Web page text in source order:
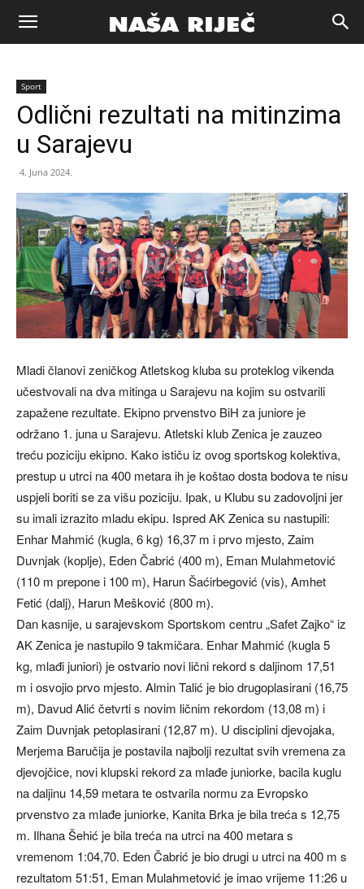
Naša
riječ
Sport
Odlični rezultati na mitinzima
u Sarajevu
4. Juna 2024.
Mladi članovi zeničkog Atletskog kluba su proteklog vikenda
učestvovali na dva mitinga u Sarajevu na kojim su ostvarili
zapažene rezultate. Ekipno prvenstvo BiH za juniore je
održano 1. juna u Sarajevu. Atletski klub Zenica je zauzeo
treću poziciju ekipno. Kako ističu iz ovog sportskog kolektiva,
prestup u utrci na 400 metara ih je koštao dosta bodova te nisu
uspjeli boriti se za višu poziciju. Ipak, u Klubu su zadovoljni jer
su imali izrazito mladu ekipu. Ispred AK Zenica su nastupili:
Enhar Mahmić (kugla, 6 kg) 16,37 m i prvo mjesto, Zaim
Duvnjak (koplje), Eden Čabrić (400 m), Eman Mulahmetović
(110 m prepone i 100 m), Harun Šaćirbegović (vis), Amhet
Fetić (dalj), Harun Mešković (800 m).
Dan kasnije, u sarajevskom Sportskom centru „Safet Zajko“ iz
AK Zenica je nastupilo 9 takmičara. Enhar Mahmić (kugla 5
kg, mlađi juniori) je ostvario novi lični rekord s daljinom 17,51
m i osvojio prvo mjesto. Almin Talić je bio drugoplasirani (16,75
m), Davud Alić četvrti s novim ličnim rekordom (13,08 m) i
Zaim Duvnjak petoplasirani (12,87 m). U disciplini djevojaka,
Merjema Baručija je postavila najbolji rezultat svih vremena za
djevojčice, novi klupski rekord za mlađe juniorke, bacila kuglu
na daljinu 14,59 metara te ostvarila normu za Evropsko
prvenstvo za mlađe juniorke, Kanita Brka je bila treća s 12,75
m. Ilhana Šehić je bila treća na utrci na 400 metara s
vremenom 1:04,70. Eden Čabrić je bio drugi u utrci na 400 m s
rezultatom 51:51, Eman Mulahmetović je imao vrijeme 11:26 u